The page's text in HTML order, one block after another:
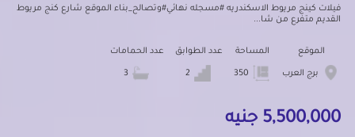
فيلات كينج مريوط الاسكندريه #مسجله نهائي#وتصالح_بناء الموقع شارع كنج مريوط
القديم متفرع من شا...
الموقع
برج العرب
المساحة عدد الطوابق عدد الحمامات
5,500,000 جنيه